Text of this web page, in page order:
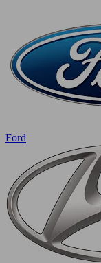
Ford